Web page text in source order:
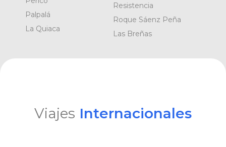
Palpalá
La Quiaca
Resistencia
Roque Sáenz Peña
Las Breñas
Viajes Internacionales